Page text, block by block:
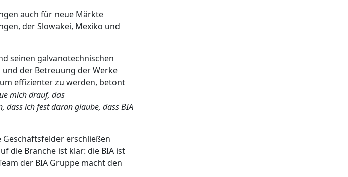
auch für neue Märkte
der Slowakei, Mexiko und
seinen galvanotechnischen
der Betreuung der Werke
effizienter zu werden, betont
mich drauf, das
ich fest daran glaube, dass BIA
erschließen
die Branche ist klar: die BIA ist
der BIA Gruppe macht den